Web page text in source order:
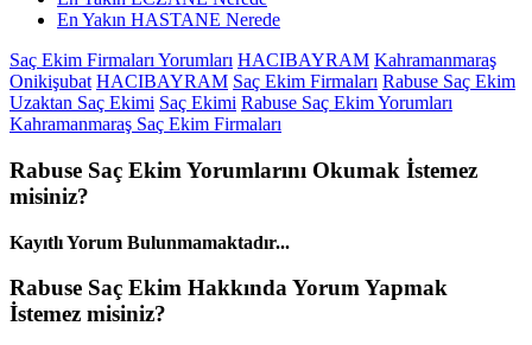
En Yakın HASTANE Nerede
Saç Ekim Firmaları Yorumları HACIBAYRAM Kahramanmaraş
Onikişubat HACIBAYRAM Saç Ekim Firmaları Rabuse Saç Ekim
Uzaktan Saç Ekimi Saç Ekimi Rabuse Saç Ekim Yorumları
Kahramanmaraş Saç Ekim Firmaları
Rabuse Saç Ekim Yorumlarını Okumak İstemez
misiniz?
Kayıtlı Yorum Bulunmamaktadır...
Rabuse Saç Ekim HakkındaYorumYapmak
İstemez misiniz?